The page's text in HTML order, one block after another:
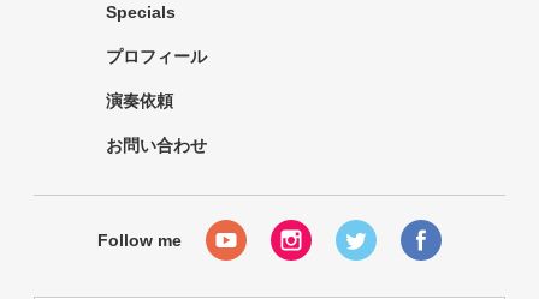
Specials
プロフィール
演奏依頼
お問い合わせ